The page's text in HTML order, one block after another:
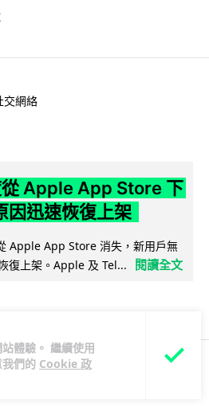
體驗。 繼續使用
們的 Cookie 政
交網絡
Apple App Store 下
因迅速恢復上架
Apple App Store 消失，新用戶無
復上架。Apple 及 Tel...
閱讀全文